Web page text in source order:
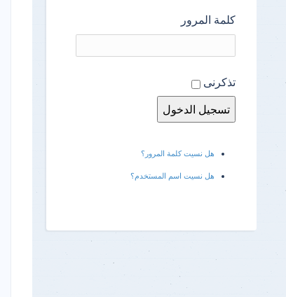
كلمة المرور
تذكرنى
هل نسيت كلمة المرور؟
هل نسيت اسم المستخدم؟